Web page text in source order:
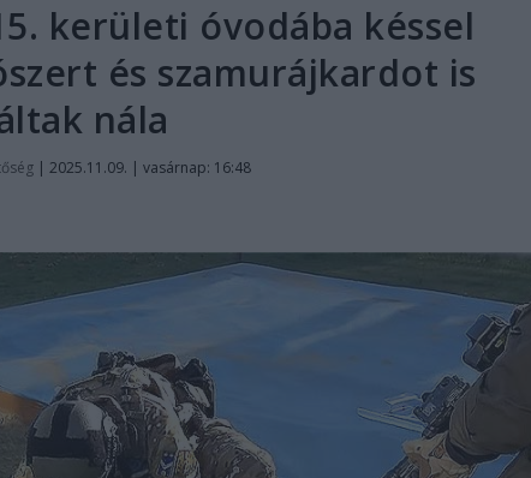
kerületi óvodába késsel
és szamurájkardot is
nála
| 2025.11.09. | vasárnap: 16:48